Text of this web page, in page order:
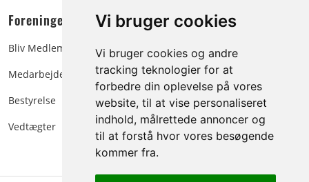
Vi bruger cookies
Vi bruger cookies og andre
tracking teknologier for at
forbedre din oplevelse på vores
website, til at vise personaliseret
indhold, målrettede annoncer og
til at forstå hvor vores besøgende
kommer fra.
Foreningen:
Bliv Medlem
Medarbejdere
Bestyrelse
Vedtægter